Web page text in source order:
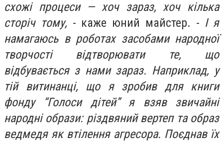
схожі процеси — хоч зараз, хоч кілька
сторіч тому, - каже юний майстер. - І я
намагаюсь в роботах засобами народної
творчості відтворювати те, що
відбувається з нами зараз. Наприклад, у
тій витинанці, що я зробив для книги
фонду “Голоси дітей” я взяв звичайні
народні образи: різдвяний вертеп та образ
ведмедя як втілення агресора. Поєднав їх